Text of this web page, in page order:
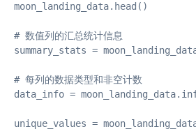
moon_landing_data.head()
# 数值列的汇总统计信息
summary_stats =
# 每列的数据类型和非空计数
data_info =
unique_values =